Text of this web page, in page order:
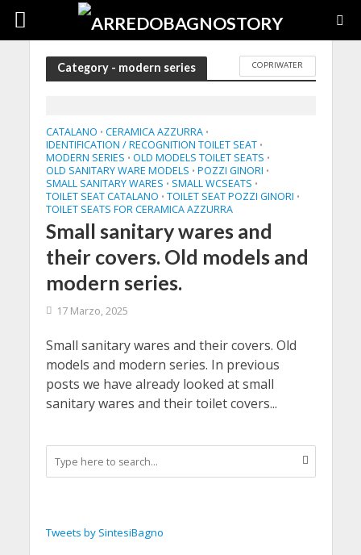
Category - modern series COPRIWATER
CATALANO • CERAMICA AZZURRA •
IDENTIFICATION / RECOGNITION TOILET SEAT •
MODERN SERIES • OLD MODELS TOILET SEATS •
OLD SANITARY WARE MODELS • POZZI GINORI •
SMALL SANITARY WARES • SMALL WCSEATS •
TOILET SEAT CATALANO • TOILET SEAT POZZI GINORI •
TOILET SEATS FOR CERAMICA AZZURRA
Small sanitary wares and
their covers. Old models and
modern series.
17 Marzo, 2025
Small sanitary wares and their covers. Old
models and modern series. In previous
posts we have already looked at small
sanitary wares and their toilet covers...
Tweets by SintesiBagno